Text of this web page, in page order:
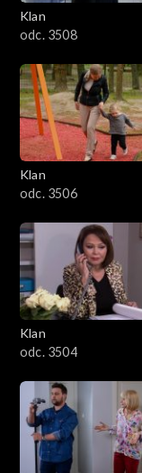
Klan
odc. 3508
Klan
odc. 3506
Klan
odc. 3504